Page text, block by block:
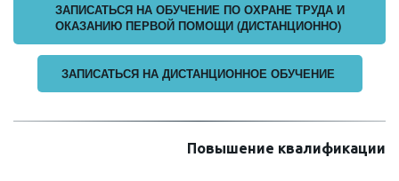
ЗАПИСАТЬСЯ НА ОБУЧЕНИЕ ПО ОХРАНЕ ТРУДА И
ОКАЗАНИЮ ПЕРВОЙ ПОМОЩИ (ДИСТАНЦИОННО)
ЗАПИСАТЬСЯ НА ДИСТАНЦИОННОЕ ОБУЧЕНИЕ
Повышение квалификации